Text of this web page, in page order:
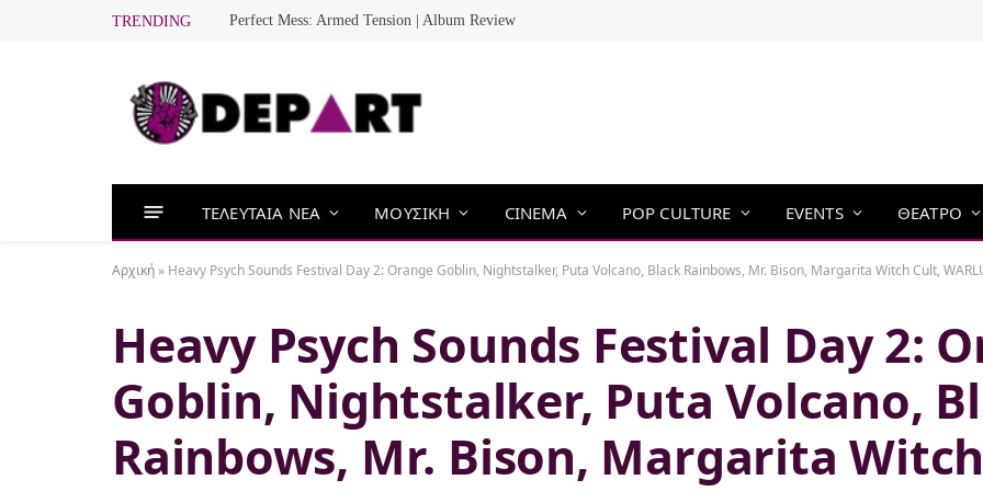
TRENDING Perfect Mess: Armed Tension | Album Review
ΤΕΛΕΥΤΑΙΑ ΝΕΑ ΜΟΥΣΙΚΗ CINEMA POP CULTURE EVENTS ΘΕΑΤΡΟ
Αρχική » Heavy Psych Sounds Festival Day 2: Orange Goblin, Nightstalker, Puta Volcano, Black Rainbows, Mr. Bison, Margarita Witch Cult, WARLUNG,
Heavy Psych Sounds Festival Day 2:
Goblin, Nightstalker, Puta Volcano,
Rainbows, Mr. Bison, Margarita